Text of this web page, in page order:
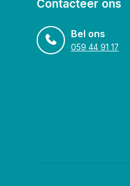
Contacteer ons
Bel ons
059 44 91 17